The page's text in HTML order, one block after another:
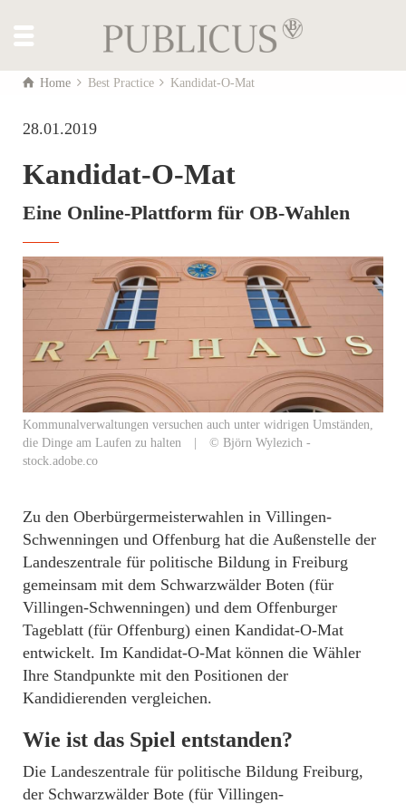
Home Best Practice Kandidat-O-Mat
28.01.2019
Kandidat-O-Mat
Eine Online-Plattform für OB-Wahlen
Kommunalverwaltungen versuchen auch unter widrigen Umständen,
die Dinge am Laufen zu halten | © Björn Wylezich -
stock.adobe.co
Zu den Oberbürgermeisterwahlen in Villingen-
Schwenningen und Offenburg hat die Außenstelle der
Landeszentrale für politische Bildung in Freiburg
gemeinsam mit dem Schwarzwälder Boten (für
Villingen-Schwenningen) und dem Offenburger
Tageblatt (für Offenburg) einen Kandidat-O-Mat
entwickelt. Im Kandidat-O-Mat können die Wähler
Ihre Standpunkte mit den Positionen der
Kandidierenden vergleichen.
Wie ist das Spiel entstanden?
Die Landeszentrale für politische Bildung Freiburg,
der Schwarzwälder Bote (für Villingen-